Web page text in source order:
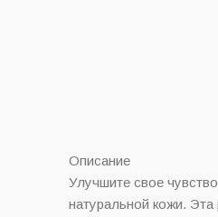
Описание
Улучшите свое
натуральной кожи.